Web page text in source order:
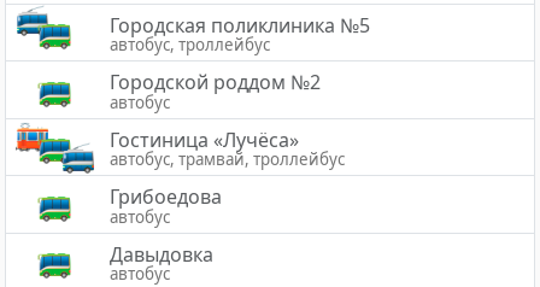
Городская поликлиника №5
автобус, троллейбус
Городской роддом №2
автобус
Гостиница «Лучёса»
автобус, трамвай, троллейбус
Грибоедова
автобус
Давыдовка
автобус